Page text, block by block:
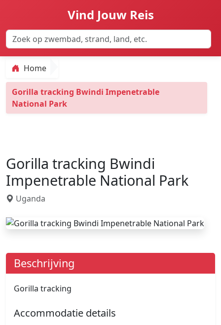
Vind Jouw Reis
Home
Gorilla tracking Bwindi Impenetrable
National Park
Gorilla tracking Bwindi
Impenetrable National Park
Uganda
Beschrijving
Gorilla tracking
Accommodatie details